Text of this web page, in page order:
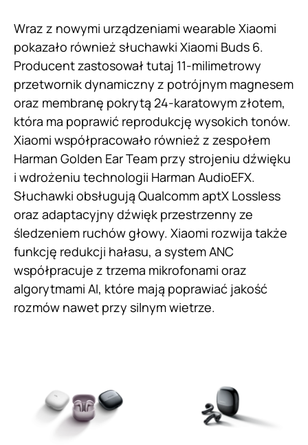
Wraz z nowymi urządzeniami wearable Xiaomi
pokazało również słuchawki Xiaomi Buds 6.
Producent zastosował tutaj 11-milimetrowy
przetwornik dynamiczny z potrójnym magnesem
oraz membranę pokrytą 24-karatowym złotem,
która ma poprawić reprodukcję wysokich tonów.
Xiaomi współpracowało również z zespołem
Harman Golden Ear Team przy strojeniu dźwięku
i wdrożeniu technologii Harman AudioEFX.
Słuchawki obsługują Qualcomm aptX Lossless
oraz adaptacyjny dźwięk przestrzenny ze
śledzeniem ruchów głowy. Xiaomi rozwija także
funkcję redukcji hałasu, a system ANC
współpracuje z trzema mikrofonami oraz
algorytmami AI, które mają poprawiać jakość
rozmów nawet przy silnym wietrze.